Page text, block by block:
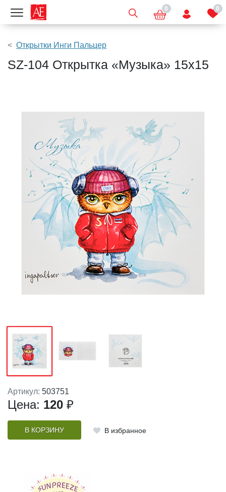
Показать меню 0 0
Открытки Инги Пальцер
SZ-104 Открытка «Музыка» 15х15
Артикул: 503751
Цена: 120 ₽
В КОРЗИНУ В избранное